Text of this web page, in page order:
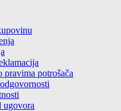
pravima potrošača
ugovora